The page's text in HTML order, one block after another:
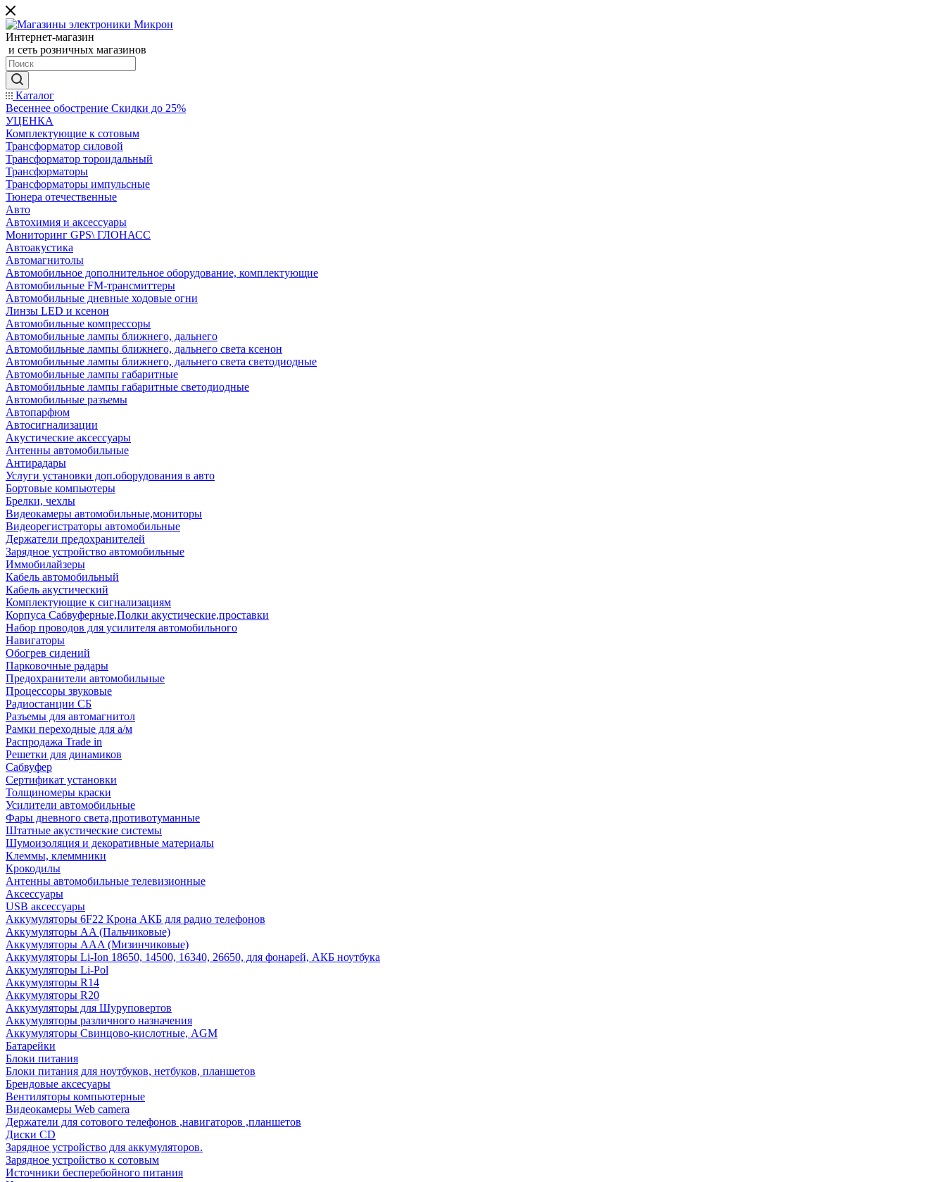
Интернет-магазин
и сеть розничных магазинов
Каталог
Весеннее обострение Скидки до 25%
УЦЕНКА
Комплектующие к сотовым
Трансформатор силовой
Трансформатор тороидальный
Трансформаторы
Трансформаторы импульсные
Тюнера отечественные
Авто
Автохимия и аксессуары
Мониторинг GPS\ ГЛОНАСС
Автоакустика
Автомагнитолы
Автомобильное дополнительное оборудование, комплектующие
Автомобильные FM-трансмиттеры
Автомобильные дневные ходовые огни
Линзы LED и ксенон
Автомобильные компрессоры
Автомобильные лампы ближнего, дальнего
Автомобильные лампы ближнего, дальнего света ксенон
Автомобильные лампы ближнего, дальнего света светодиодные
Автомобильные лампы габаритные
Автомобильные лампы габаритные светодиодные
Автомобильные разъемы
Автопарфюм
Автосигнализации
Акустические аксессуары
Антенны автомобильные
Антирадары
Услуги установки доп.оборудования в авто
Бортовые компьютеры
Брелки, чехлы
Видеокамеры автомобильные,мониторы
Видеорегистраторы автомобильные
Держатели предохранителей
Зарядное устройство автомобильные
Иммобилайзеры
Кабель автомобильный
Кабель акустический
Комплектующие к сигнализациям
Корпуса Сабвуферные,Полки акустические,проставки
Набор проводов для усилителя автомобильного
Навигаторы
Обогрев сидений
Парковочные радары
Предохранители автомобильные
Процессоры звуковые
Радиостанции СБ
Разъемы для автомагнитол
Рамки переходные для а/м
Распродажа Trade in
Решетки для динамиков
Сабвуфер
Сертификат установки
Толщиномеры краски
Усилители автомобильные
Фары дневного света,противотуманные
Штатные акустические системы
Шумоизоляция и декоративные материалы
Клеммы, клеммники
Крокодилы
Антенны автомобильные телевизионные
Аксессуары
USB аксессуары
Аккумуляторы 6F22 Крона АКБ для радио телефонов
Аккумуляторы AA (Пальчиковые)
Аккумуляторы AAA (Мизинчиковые)
Аккумуляторы Li-Ion 18650, 14500, 16340, 26650, для фонарей, АКБ ноутбука
Аккумуляторы Li-Pol
Аккумуляторы R14
Аккумуляторы R20
Аккумуляторы для Шуруповертов
Аккумуляторы различного назначения
Аккумуляторы Свинцово-кислотные, AGM
Батарейки
Блоки питания
Блоки питания для ноутбуков, нетбуков, планшетов
Брендовые аксесуары
Вентиляторы компьютерные
Видеокамеры Web camera
Держатели для сотового телефонов ,навигаторов ,планшетов
Диски CD
Зарядное устройство для аккумуляторов.
Зарядное устройство к сотовым
Источники бесперебойного питания